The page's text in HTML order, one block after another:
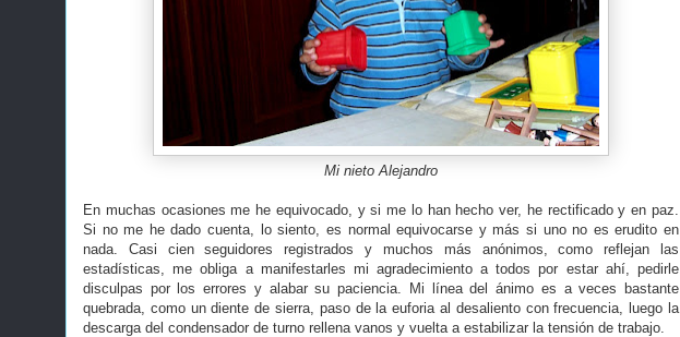
Mi nieto Alejandro
En muchas ocasiones me he equivocado, y si me lo han hecho ver, he rectificado y en paz.
Si no me he dado cuenta, lo siento, es normal equivocarse y más si uno no es erudito en
nada. Casi cien seguidores registrados y muchos más anónimos, como reflejan las
estadísticas, me obliga a manifestarles mi agradecimiento a todos por estar ahí, pedirle
disculpas por los errores y alabar su paciencia. Mi línea del ánimo es a veces bastante
quebrada, como un diente de sierra, paso de la euforia al desaliento con frecuencia, luego la
descarga del condensador de turno rellena vanos y vuelta a estabilizar la tensión de trabajo.